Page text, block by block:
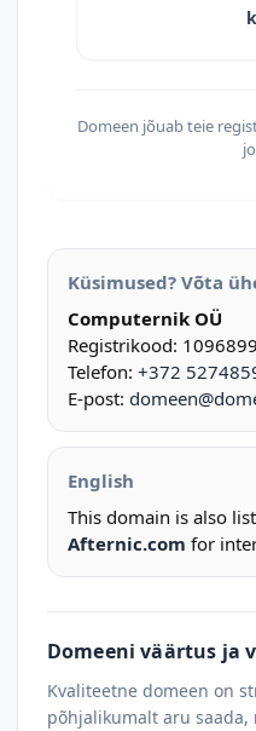
Domeen jõuab teie
Küsimused? Võta
Computernik OÜ
Registrikood:
Telefon: +372
E-post:
English
This domain is also
Afternic.com for
Domeeni väärtus ja
Kvaliteetne domeen on
põhjalikumalt aru saada,